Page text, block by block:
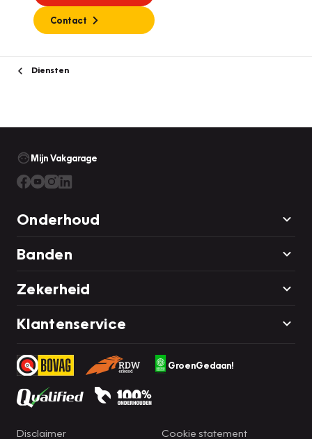
Contact
Diensten
Mijn Vakgarage
Onderhoud
Banden
Zekerheid
Klantenservice
GroenGedaan!
Disclaimer Cookie statement